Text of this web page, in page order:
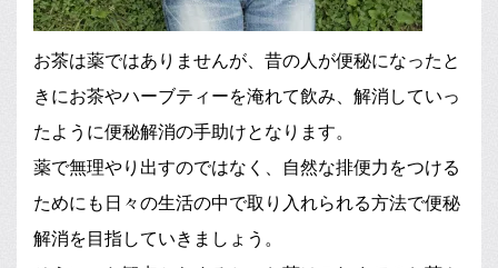
お茶は薬ではありませんが、昔の人が便秘になったと
きにお茶やハーブティーを淹れて飲み、解消していっ
たように便秘解消の手助けとなります。
薬で無理やり出すのではなく、自然な排便力をつける
ためにも日々の生活の中で取り入れられる方法で便秘
解消を目指していきましょう。